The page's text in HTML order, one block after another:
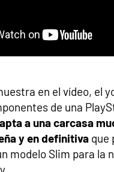
en el vídeo, el
de una
a una carcasa
y en definitiva que
modelo Slim para la